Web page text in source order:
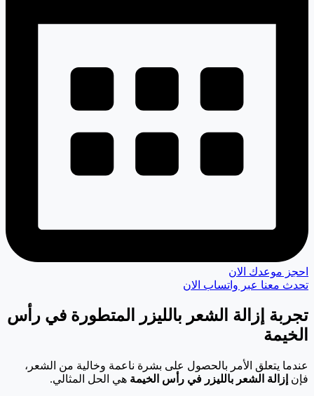
احجز موعدك الان
تحدث معنا عبر واتساب الان
تجربة إزالة الشعر بالليزر المتطورة في رأس
الخيمة
عندما يتعلق الأمر بالحصول على بشرة ناعمة وخالية من الشعر،
فإن إزالة الشعر بالليزر في رأس الخيمة هي الحل المثالي.